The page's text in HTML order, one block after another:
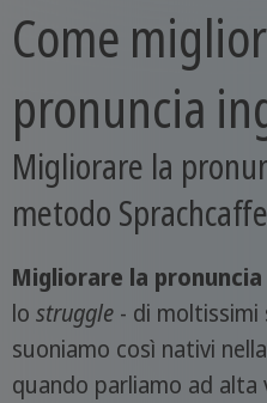
Come
pronuncia
Migliorare la
metodo Sprachcaffe
Migliorare la
lo struggle- di moltissimi
suoniamo così nativi
quando parliamo ad